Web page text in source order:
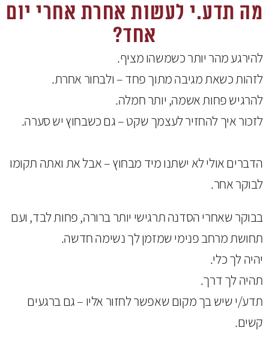
מה תדע.י לעשות אחרת אחרי יום
אחד?
להירגע מהר יותר כשמשהו מציף.
לזהות כשאת מגיבה מתוך פחד – ולבחור אחרת.
להרגיש פחות אשמה, יותר חמלה.
לזכור איך להחזיר לעצמך שקט – גם כשבחוץ יש סערה.
הדברים אולי לא ישתנו מיד מבחוץ – אבל את ואתה תקומו
לבוקר אחר.
בבוקר שאחרי הסדנה תרגישי יותר ברורה, פחות לבד, ועם
תחושת מרחב פנימי שמזמן לך נשימה חדשה.
יהיה לך כלי.
תהיה לך דרך.
תדע/י שיש בך מקום שאפשר לחזור אליו – גם ברגעים
קשים.